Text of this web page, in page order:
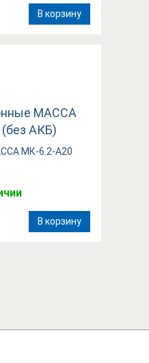
В корзину
МК-6.2-А20
В корзину